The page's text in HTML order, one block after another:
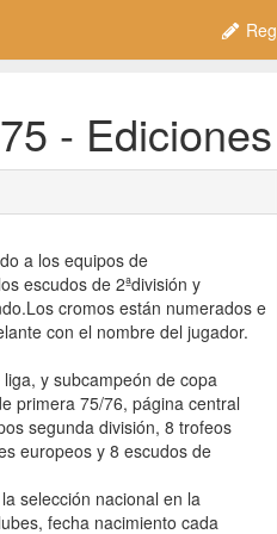
-
a los equipos de
escudos de 2ªdivisión y
cromos están numerados e
con el nombre del jugador.
y subcampeón de copa
primera 75/76, página central
segunda división, 8 trofeos
europeos y 8 escudos de
selección nacional en la
fecha nacimiento cada